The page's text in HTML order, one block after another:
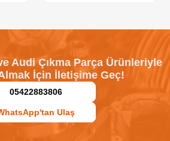
Audi Çıkma Parça Ürünleriyle
İçin İletişime Geç!
05422883806
Ulaş